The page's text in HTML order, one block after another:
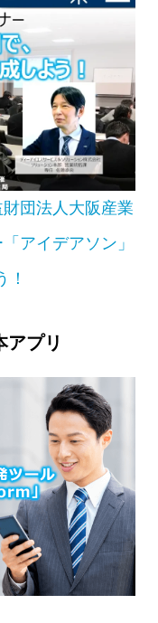
財団法人大阪産業
アイデアソン」
！
プリ